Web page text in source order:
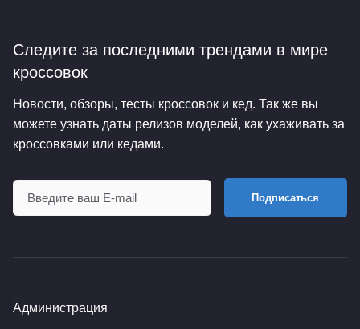
Следите за последними трендами в мире
кроссовок
Новости, обзоры, тесты кроссовок и кед. Так же вы
можете узнать даты релизов моделей, как ухаживать за
кроссовками или кедами.
Подписаться
Администрация